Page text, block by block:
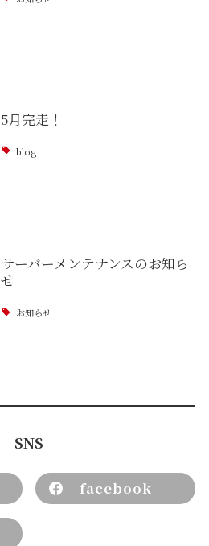
5月完走！
blog
サーバーメンテナンスのお知ら
せ
お知らせ
SNS
facebook